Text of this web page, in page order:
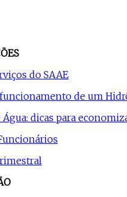
do SAAE
de um
dicas para